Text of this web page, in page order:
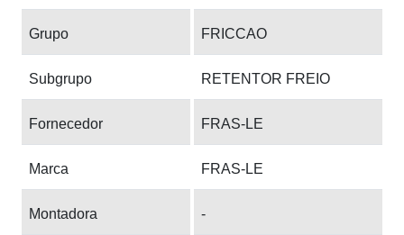
Grupo FRICCAO
Subgrupo RETENTOR FREIO
Fornecedor FRAS-LE
Marca FRAS-LE
Montadora -